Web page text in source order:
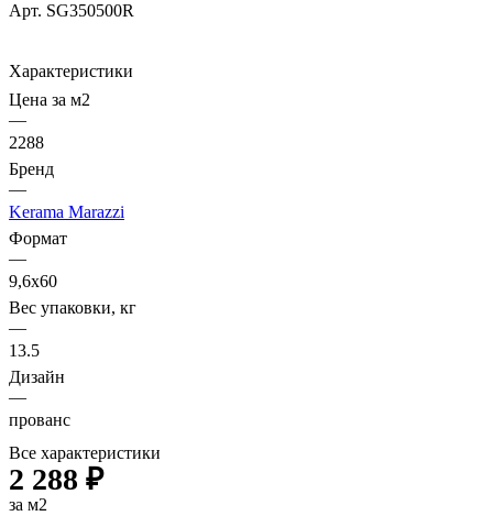
Арт. SG350500R
Характеристики
Цена за м2
—
2288
Бренд
—
Kerama Marazzi
Формат
—
9,6х60
Вес упаковки, кг
—
13.5
Дизайн
—
прованс
Все характеристики
2 288 ₽
за м2